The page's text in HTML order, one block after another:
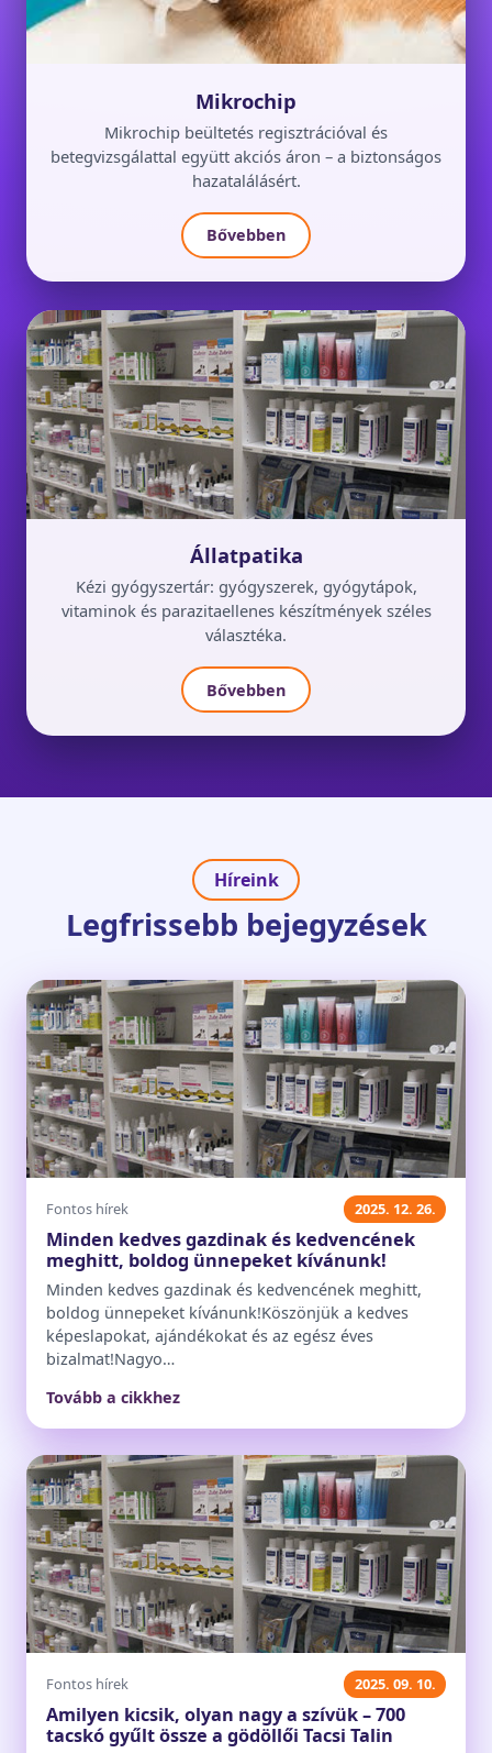
Mikrochip
Mikrochip beültetés regisztrációval és
betegvizsgálattal együtt akciós áron – a biztonságos
hazatalálásért.
Bővebben
Állatpatika
Kézi gyógyszertár: gyógyszerek, gyógytápok,
vitaminok és parazitaellenes készítmények széles
választéka.
Bővebben
Híreink
Legfrissebb bejegyzések
Fontos hírek 2025. 12. 26.
Minden kedves gazdinak és kedvencének
meghitt, boldog ünnepeket kívánunk!
Minden kedves gazdinak és kedvencének meghitt,
boldog ünnepeket kívánunk!Köszönjük a kedves
képeslapokat, ajándékokat és az egész éves
bizalmat!Nagyo…
Tovább a cikkhez
Fontos hírek 2025. 09. 10.
Amilyen kicsik, olyan nagy a szívük – 700
tacskó gyűlt össze a gödöllői Tacsi Talin